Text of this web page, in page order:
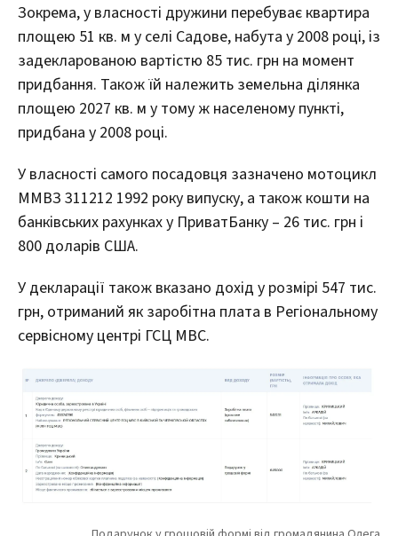
Зокрема, у власності дружини перебуває квартира
площею 51 кв. м у селі Садове, набута у 2008 році, із
задекларованою вартістю 85 тис. грн на момент
придбання. Також їй належить земельна ділянка
площею 2027 кв. м у тому ж населеному пункті,
придбана у 2008 році.
У власності самого посадовця зазначено мотоцикл
ММВЗ 311212 1992 року випуску, а також кошти на
банківських рахунках у ПриватБанку – 26 тис. грн і
800 доларів США.
У декларації також вказано дохід у розмірі 547 тис.
грн, отриманий як заробітна плата в Регіональному
сервісному центрі ГСЦ МВС.